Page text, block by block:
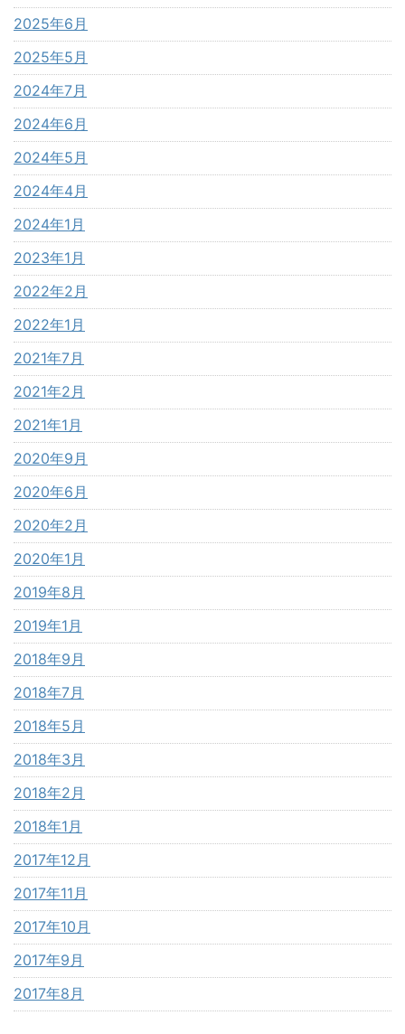
2025年6月
2025年5月
2024年7月
2024年6月
2024年5月
2024年4月
2024年1月
2023年1月
2022年2月
2022年1月
2021年7月
2021年2月
2021年1月
2020年9月
2020年6月
2020年2月
2020年1月
2019年8月
2019年1月
2018年9月
2018年7月
2018年5月
2018年3月
2018年2月
2018年1月
2017年12月
2017年11月
2017年10月
2017年9月
2017年8月